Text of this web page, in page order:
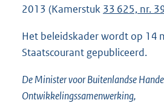
2013 (Kamerstuk 33 625, nr.
Het beleidskader wordt op 14
Staatscourant gepubliceerd.
De Minister voor Buitenlandse
Ontwikkelingssamenwerking,